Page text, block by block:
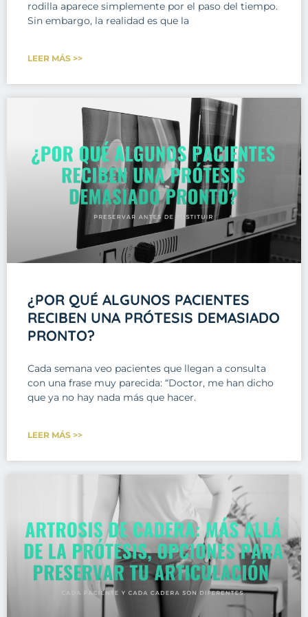
rodilla aparece simplemente por el paso del tiempo.
Sin embargo, la realidad es que la
LEER MÁS >>
¿POR QUÉ ALGUNOS PACIENTES
RECIBEN UNA PRÓTESIS DEMASIADO
PRONTO?
Cada semana veo pacientes que llegan a consulta
con una frase muy parecida: “Doctor, me han dicho
que ya no hay nada más que hacer.
LEER MÁS >>